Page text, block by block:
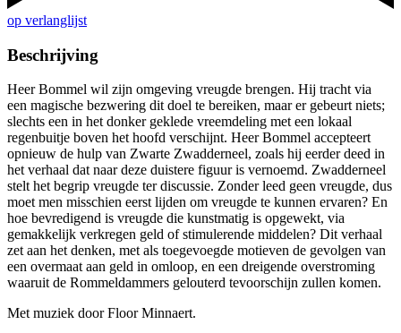
op verlanglijst
Beschrijving
Heer Bommel wil zijn omgeving vreugde brengen. Hij tracht via
een magische bezwering dit doel te bereiken, maar er gebeurt niets;
slechts een in het donker geklede vreemdeling met een lokaal
regenbuitje boven het hoofd verschijnt. Heer Bommel accepteert
opnieuw de hulp van Zwarte Zwadderneel, zoals hij eerder deed in
het verhaal dat naar deze duistere figuur is vernoemd. Zwadderneel
stelt het begrip vreugde ter discussie. Zonder leed geen vreugde, dus
moet men misschien eerst lijden om vreugde te kunnen ervaren? En
hoe bevredigend is vreugde die kunstmatig is opgewekt, via
gemakkelijk verkregen geld of stimulerende middelen? Dit verhaal
zet aan het denken, met als toegevoegde motieven de gevolgen van
een overmaat aan geld in omloop, en een dreigende overstroming
waaruit de Rommeldammers gelouterd tevoorschijn zullen komen.
Met muziek door Floor Minnaert.